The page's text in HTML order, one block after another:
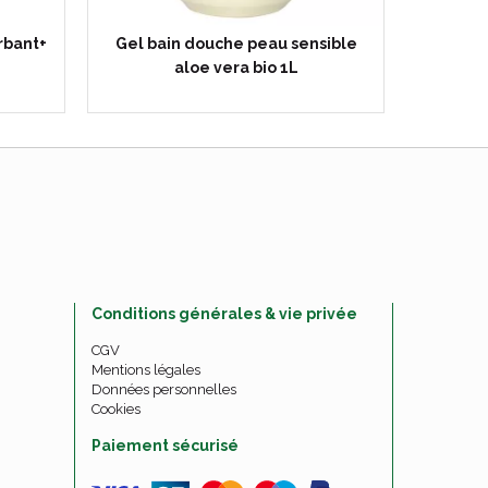
Gel bain douche peau sensible
aloe vera bio 1L
Conditions générales & vie privée
CGV
Mentions légales
Données personnelles
Cookies
Paiement sécurisé